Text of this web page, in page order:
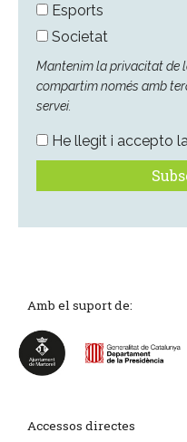
Esports
Societat
Mantenim la privacitat de
compartim només amb
servei.
He llegit i accepto la
Amb el suport de:
Accessos directes